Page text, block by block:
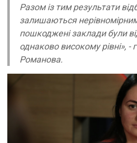
Разом із тим результати
залишаються
пошкоджені заклади були
однаково високому рівні», -
Романова.